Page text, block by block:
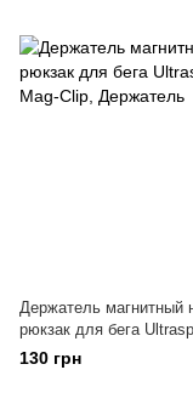
Держатель магнитный
рюкзак для бега
Clip
130 грн